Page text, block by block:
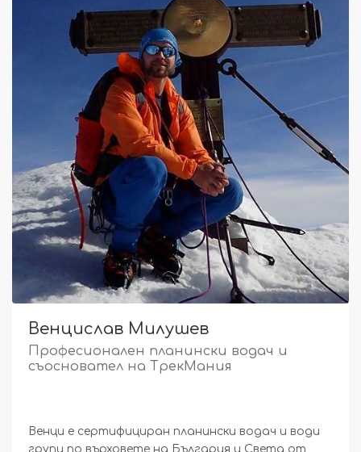
Венцислав Милушев
Професионален планински водач и
съосновател на ТрекМания
Венци е сертифициран планински водач и води
групи по върховете на България и Света от